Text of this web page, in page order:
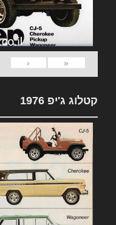
«
‹
קטלוג ג'יפ 1976